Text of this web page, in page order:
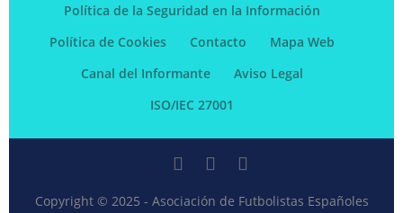
Política de la Seguridad en la Información
Política de Cookies
Contacto
Mapa Web
Canal del Informante
Aviso Legal
ISO/IEC 27001
Copyright © 2025 - Asociación de Futbolistas Españoles